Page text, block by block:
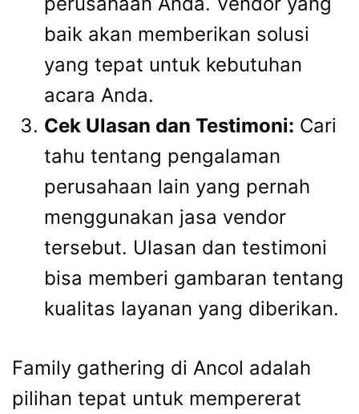
baik akan memberikan solusi
yang tepat untuk kebutuhan
acara Anda.
Cek Ulasan dan Testimoni: Cari
tahu tentang pengalaman
perusahaan lain yang pernah
menggunakan jasa vendor
tersebut. Ulasan dan testimoni
bisa memberi gambaran tentang
kualitas layanan yang diberikan.
Family gathering di Ancol adalah
pilihan tepat untuk mempererat